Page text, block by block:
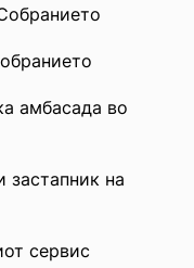
амбасада во
на
сервис